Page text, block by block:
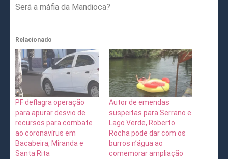
Será a máfia da Mandioca?
Relacionado
PF deflagra operação
para apurar desvio de
recursos para combate
ao coronavírus em
Bacabeira, Miranda e
Santa Rita
Autor de emendas
suspeitas para Serrano e
Lago Verde, Roberto
Rocha pode dar com os
burros n’água ao
comemorar ampliação